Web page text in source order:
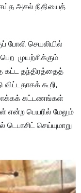
அசல் நிதியைத்
போலி செயலியில்
முயற்சிக்கும்
கட்ட தந்திரத்தைத்
கூறி,
கட்டணங்கள்
என்ற பெயரில் மேலும்
செய்யுமாறு